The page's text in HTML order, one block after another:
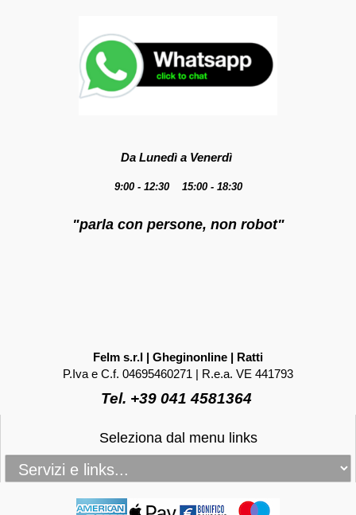
Da Lunedì a Venerdì
9:00 - 12:30 15:00 - 18:30
"parla con persone, non robot"
Felm s.r.l | Gheginonline | Ratti
P.Iva e C.f. 04695460271 | R.e.a. VE 441793
Tel. +39 041 4581364
Seleziona dal menu links